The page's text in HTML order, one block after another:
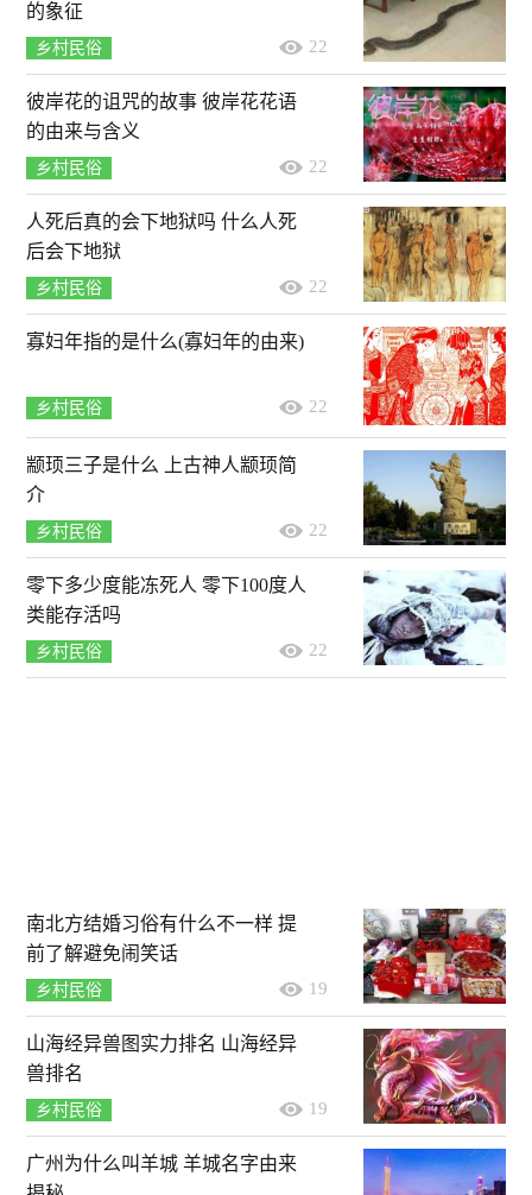
的象征
乡村民俗 22
彼岸花的诅咒的故事 彼岸花花语
的由来与含义
乡村民俗 22
人死后真的会下地狱吗 什么人死
后会下地狱
乡村民俗 22
寡妇年指的是什么(寡妇年的由来)
乡村民俗 22
颛顼三子是什么 上古神人颛顼简
介
乡村民俗 22
零下多少度能冻死人 零下100度人
类能存活吗
乡村民俗 22
南北方结婚习俗有什么不一样 提
前了解避免闹笑话
乡村民俗 19
山海经异兽图实力排名 山海经异
兽排名
乡村民俗 19
广州为什么叫羊城 羊城名字由来